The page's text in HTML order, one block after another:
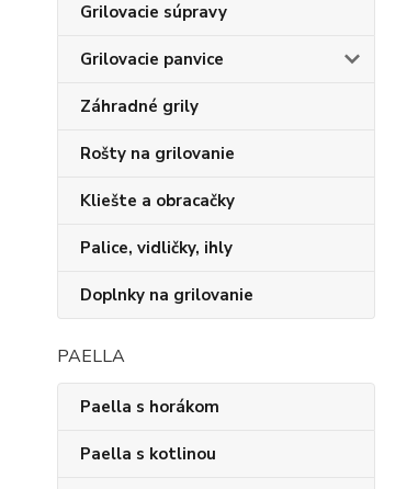
Grilovacie súpravy
Grilovacie panvice
Záhradné grily
Rošty na grilovanie
Kliešte a obracačky
Palice, vidličky, ihly
Doplnky na grilovanie
PAELLA
Paella s horákom
Paella s kotlinou